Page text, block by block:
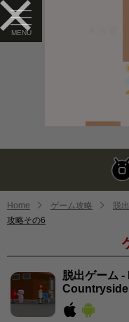
Home ゲーム攻略
脱
攻略その6
脱出ゲーム
Countryside